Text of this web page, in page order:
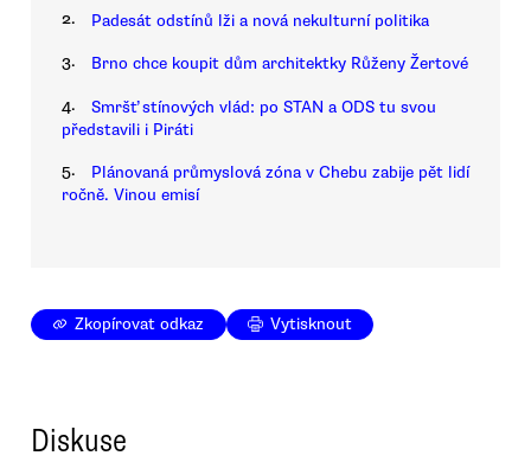
2. Padesát odstínů lži a nová nekulturní politika
3. Brno chce koupit dům architektky Růženy Žertové
4.
Smršť stínových vlád: po STAN a ODS tu svou
představili i Piráti
5.
Plánovaná průmyslová zóna v Chebu zabije pět lidí
ročně. Vinou emisí
Zkopírovat odkaz Vytisknout
Diskuse